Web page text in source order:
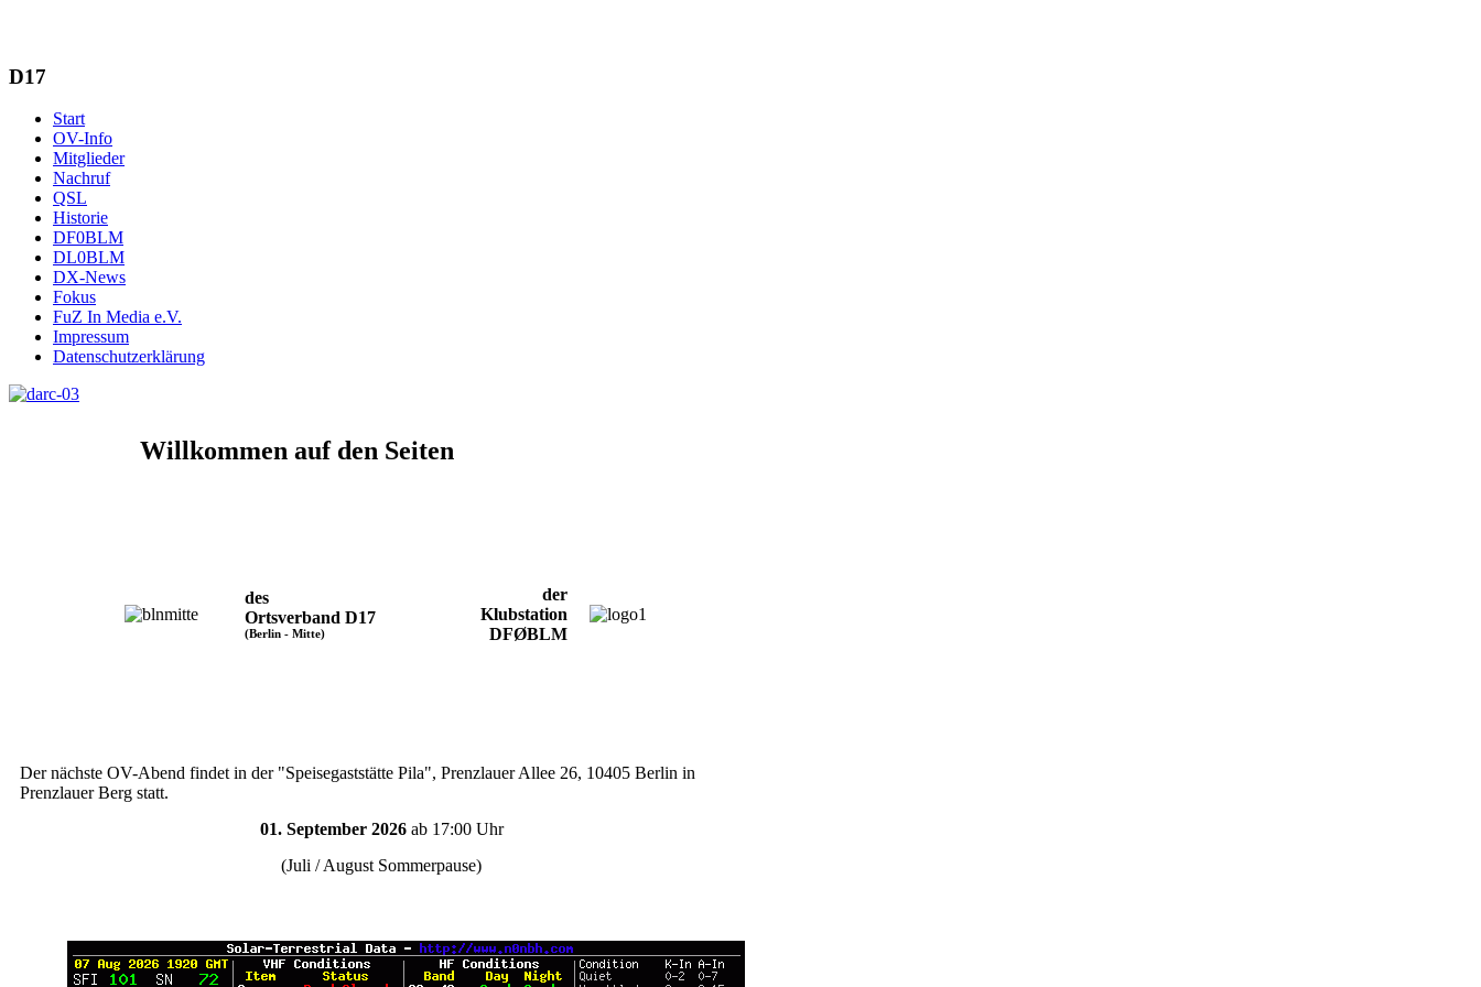
D17
Start
OV-Info
Mitglieder
Nachruf
QSL
Historie
DF0BLM
DL0BLM
DX-News
Fokus
FuZ In Media e.V.
Impressum
Datenschutzerklärung
Willkommen auf den Seiten
des
Ortsverband D17
(Berlin - Mitte)
der
Klubstation
DFØBLM
Der nächste OV-Abend findet in der "Speisegaststätte Pila", Prenzlauer Allee 26, 10405 Berlin in
Prenzlauer Berg statt.
01. September 2026 ab 17:00 Uhr
(Juli / August Sommerpause)